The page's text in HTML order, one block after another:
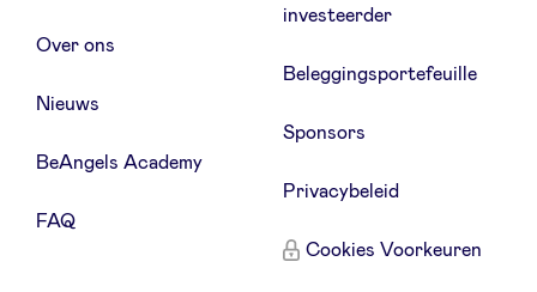
Over ons
Nieuws
BeAngels Academy
FAQ
investeerder
Beleggingsportefeuille
Sponsors
Privacybeleid
Cookies Voorkeuren